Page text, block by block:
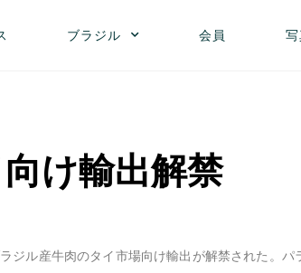
ブラジル 会員
け輸出解禁
ジル産牛肉のタイ市場向け輸出が解禁された。